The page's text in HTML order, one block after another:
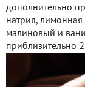
дополнительно
натрия, лимонная
малиновый и
приблизительно